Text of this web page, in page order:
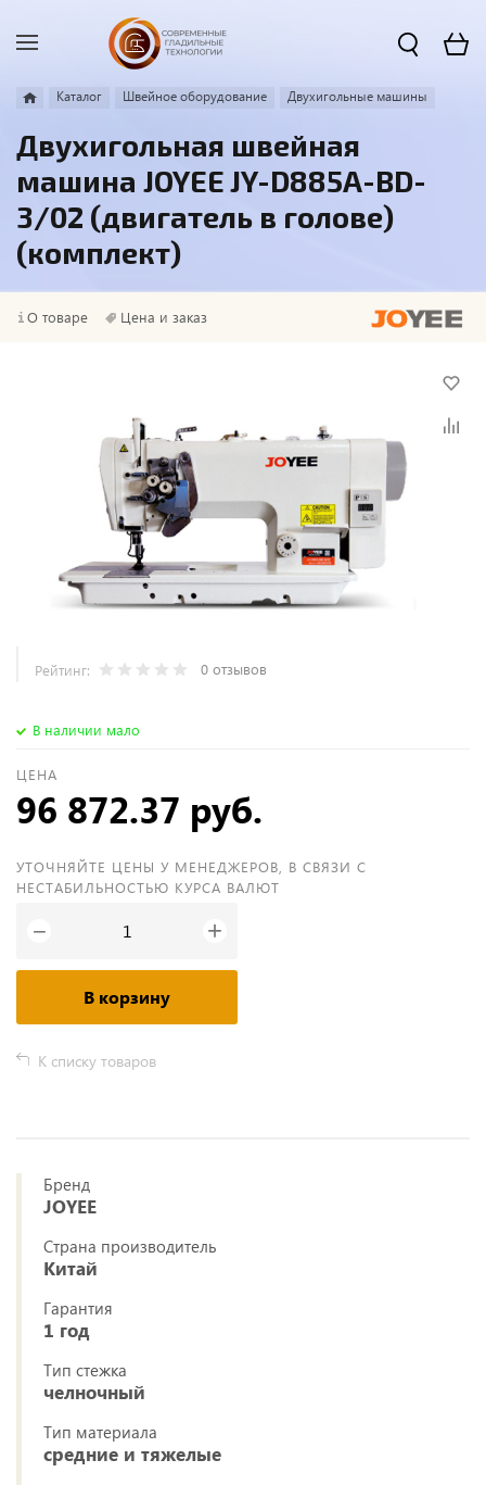
Каталог Швейное оборудование Двухигольные машины
Двухигольная швейная
машина JOYEE JY-D885A-BD-
3/02 (двигатель в голове)
(комплект)
О товаре Цена и заказ
Рейтинг: 0 отзывов
В наличии мало
ЦЕНА
96 872.37 руб.
УТОЧНЯЙТЕ ЦЕНЫ У МЕНЕДЖЕРОВ, В СВЯЗИ С
НЕСТАБИЛЬНОСТЬЮ КУРСА ВАЛЮТ
− +
В корзину
К списку товаров
Бренд
JOYEE
Страна производитель
Китай
Гарантия
1 год
Тип стежка
челночный
Тип материала
средние и тяжелые